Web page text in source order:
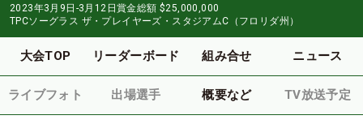
2023年3月9日-3月12日賞金総額 $25,000,000
TPCソーグラス ザ・プレイヤーズ・スタジアムC（フロリダ州）
大会TOP リーダーボード 組み合せ ニュース
ライブフォト 出場選手 概要など TV放送予定